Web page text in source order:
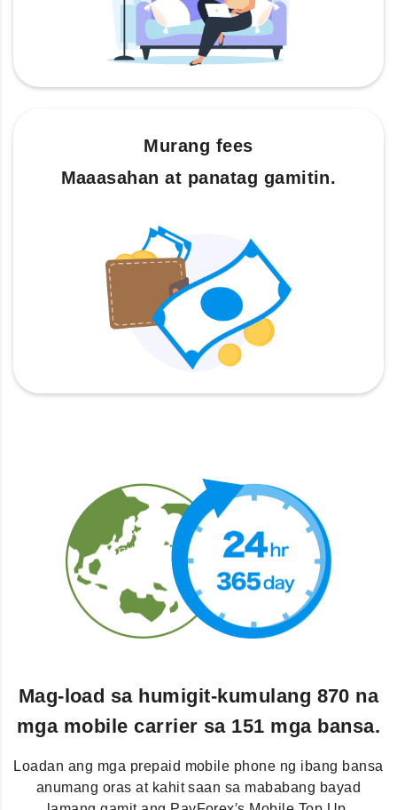
Murang fees
Maaasahan at panatag gamitin.
Mag-load sa humigit-kumulang 870 na
mga mobile carrier sa 151 mga bansa.
Loadan ang mga prepaid mobile phone ng ibang bansa
anumang oras at kahit saan sa mababang bayad